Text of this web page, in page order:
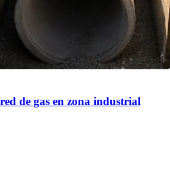
de gas en zona industrial